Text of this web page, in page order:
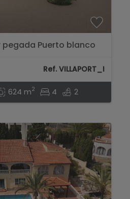
Puerto blanco
Ref. VILLAPORT_I
624 m2 4 2